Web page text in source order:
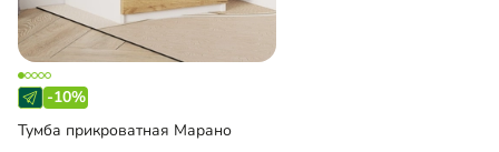
-10%
Тумба прикроватная Марано